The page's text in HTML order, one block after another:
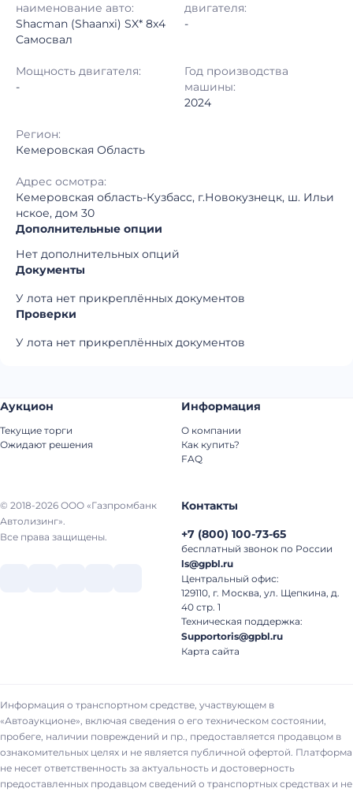
Шаг торгов: 50 000 ₽
Кол-во ставок:
Регион: Кемеровская Область
наименование авто:
Shacman (Shaanxi) SX* 8x4
Самосвал
двигателя:
-
Мощность двигателя:
-
Год производства
машины:
2024
Регион:
Кемеровская Область
Адрес осмотра:
Кемеровская область-Кузбасс, г.Новокузнецк, ш. Ильи
нское, дом 30
Дополнительные опции
Нет дополнительных опций
Документы
У лота нет прикреплённых документов
Проверки
У лота нет прикреплённых документов
© 2018-2026 ООО «Газпромбанк
Автолизинг».
Все права защищены.
Аукцион
Текущие торги
Ожидают решения
Информация
О компании
Как купить?
FAQ
Контакты
+7 (800) 100-73-65
бесплатный звонок по России
ls@gpbl.ru
Центральный офис:
129110, г. Москва, ул. Щепкина, д.
40 стр. 1
Техническая поддержка:
Supportoris@gpbl.ru
Карта сайта
Информация о транспортном средстве, участвующем в
«Автоаукционе», включая сведения о его техническом состоянии,
пробеге, наличии повреждений и пр., предоставляется продавцом в
ознакомительных целях и не является публичной офертой. Платформа
не несет ответственность за актуальность и достоверность
предоставленных продавцом сведений о транспортных средствах и не